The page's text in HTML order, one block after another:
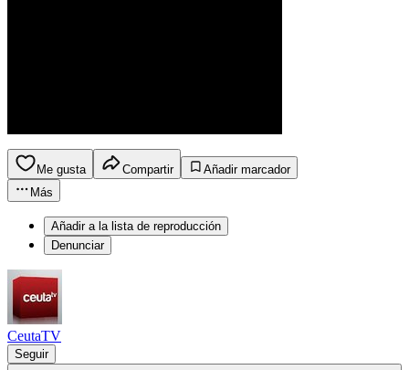
Me gusta Compartir
Añadir marcador
Más
Añadir a la lista de reproducción
Denunciar
CeutaTV
Seguir